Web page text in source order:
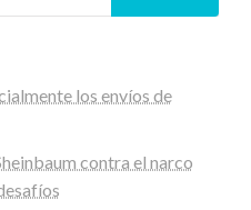
los envíos de
contra el narco